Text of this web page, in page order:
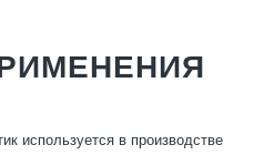
используется в производстве